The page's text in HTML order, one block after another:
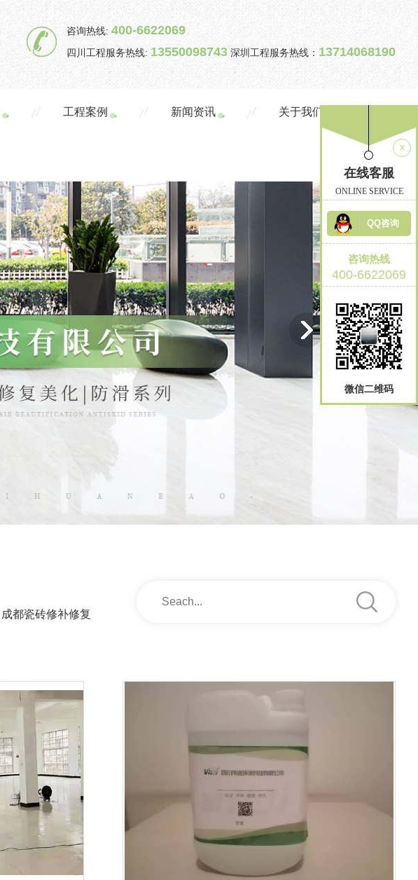
咨询热线: 400-6622069
四川工程服务热线: 13550098743 深圳工程服务热线： 13714068190
工程案例 新闻资讯 关于我们
成都瓷砖修补修复
x
在线客服
ONLINE SERVICE
QQ咨询
咨询热线
400-6622069
微信二维码